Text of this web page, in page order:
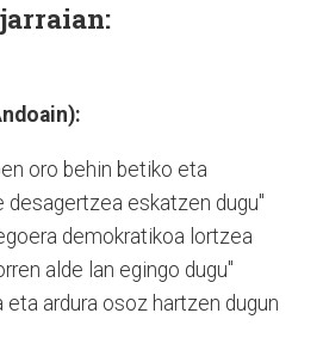
oro behin betiko eta
desagertzea eskatzen dugu"
demokratikoa lortzea
alde lan egingo dugu"
eta ardura osoz hartzen dugun